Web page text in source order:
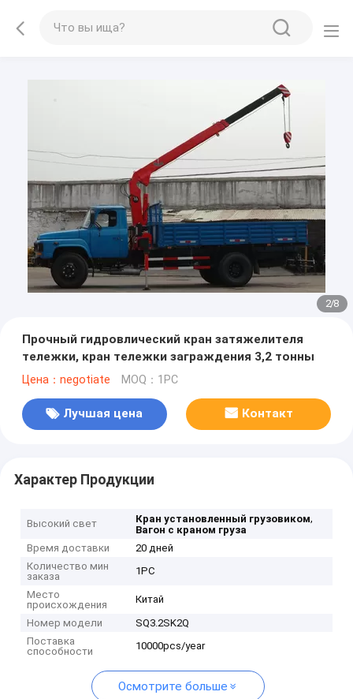
2/8
Прочный гидровлический кран затяжелителя
тележки, кран тележки заграждения 3,2 тонны
Цена：negotiate MOQ：1PC
Лучшая цена Контакт
Характер Продукции
Высокий свет Кран установленный грузовиком,
Вагон с краном груза
Время доставки
20 дней
Количество мин
заказа
1PC
Место
происхождения
Китай
Номер модели
SQ3.2SK2Q
Поставка
способности
10000pcs/year
Осмотрите больше